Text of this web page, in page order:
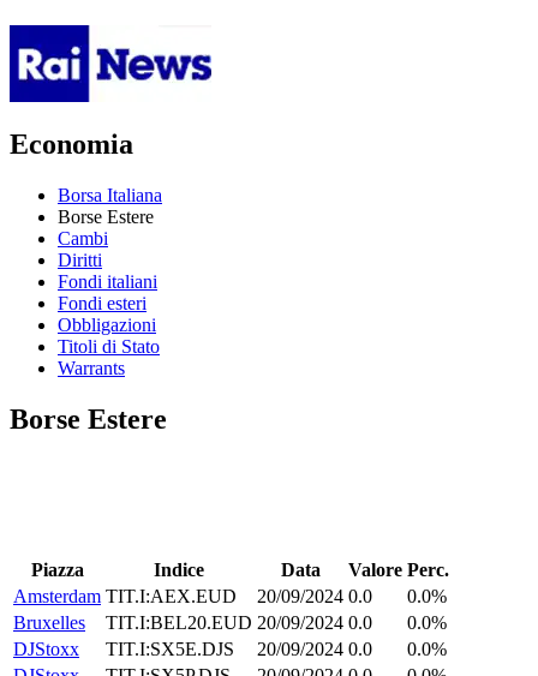
Economia
Borsa Italiana
Borse Estere
Cambi
Diritti
Fondi italiani
Fondi esteri
Obbligazioni
Titoli di Stato
Warrants
Borse Estere
Piazza Indice Data Valore Perc.
Amsterdam TIT.I:AEX.EUD 20/09/2024 0.0
0.0%
Bruxelles
TIT.I:BEL20.EUD 20/09/2024 0.0
0.0%
DJStoxx
TIT.I:SX5E.DJS 20/09/2024 0.0
0.0%